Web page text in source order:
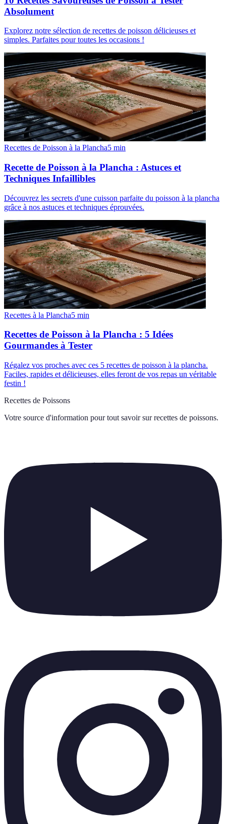
Absolument
Explorez notre sélection de recettes de poisson délicieuses et
simples. Parfaites pour toutes les occasions !
Recettes de Poisson à la Plancha5 min
Recette de Poisson à la Plancha : Astuces et
Techniques Infaillibles
Découvrez les secrets d'une cuisson parfaite du poisson à la plancha
grâce à nos astuces et techniques éprouvées.
Recettes à la Plancha5 min
Recettes de Poisson à la Plancha : 5 Idées
Gourmandes à Tester
Régalez vos proches avec ces 5 recettes de poisson à la plancha.
Faciles, rapides et délicieuses, elles feront de vos repas un véritable
festin !
Recettes de Poissons
Votre source d'information pour tout savoir sur recettes de poissons.